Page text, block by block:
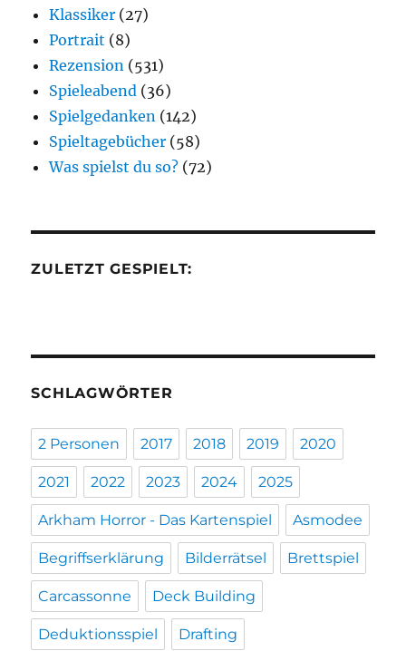
Klassiker (27)
Portrait (8)
Rezension (531)
Spieleabend (36)
Spielgedanken (142)
Spieltagebücher (58)
Was spielst du so? (72)
ZULETZT GESPIELT:
SCHLAGWÖRTER
2 Personen 2017 2018 2019 2020
2021 2022 2023 2024 2025
Arkham Horror - Das Kartenspiel Asmodee
Begriffserklärung Bilderrätsel Brettspiel
Carcassonne Deck Building
Deduktionsspiel Drafting